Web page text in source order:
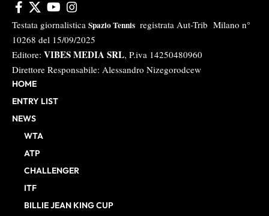
Testata giornalistica Spazio Tennis registrata Aut-Trib Milano n°
10268 del 15/09/2025
Editore: VIBES MEDIA SRL, P.iva 14250480960
Direttore Responsabile: Alessandro Nizegorodcew
HOME
ENTRY LIST
NEWS
WTA
ATP
CHALLENGER
ITF
BILLIE JEAN KING CUP